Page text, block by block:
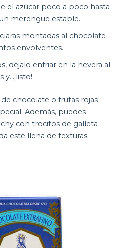
el azúcar poco a poco hasta
merengue estable.
montadas al chocolate
envolventes.
déjalo enfriar en la nevera al
y…¡listo!
chocolate o frutas rojas
Además, puedes
con trocitos de galleta
esté llena de texturas.